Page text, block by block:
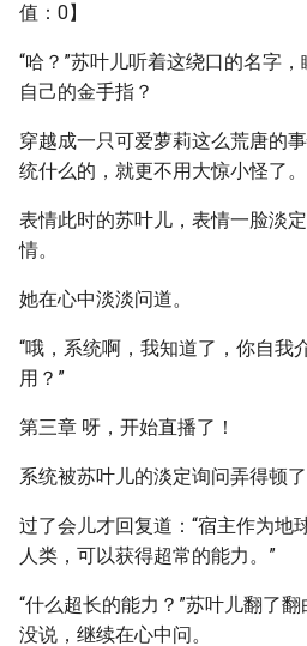
值：0】
“哈？”苏叶儿听着这绕口的名字
自己的金手指？
穿越成一只可爱萝莉这么荒唐的
统什么的，就更不用大惊小怪了。
表情此时的苏叶儿，表情一脸淡
情。
她在心中淡淡问道。
“哦，系统啊，我知道了，你自我
用？”
第三章 呀，开始直播了！
系统被苏叶儿的淡定询问弄得顿了
过了会儿才回复道：“宿主作为地
人类，可以获得超常的能力。”
“什么超长的能力？”苏叶儿翻了
没说，继续在心中问。